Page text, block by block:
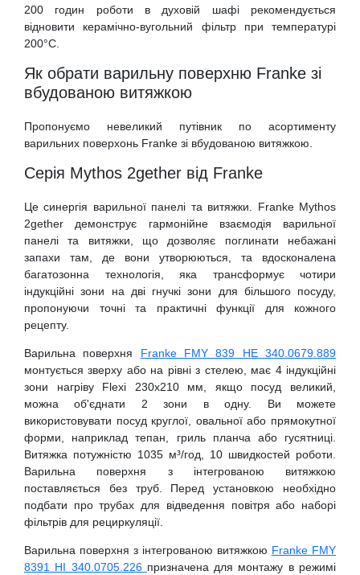
200 годин роботи в духовій шафі рекомендується
відновити керамічно-вугольний фільтр при температурі
200°C.
Як обрати варильну поверхню Franke зі
вбудованою витяжкою
Пропонуємо невеликий путівник по асортименту
варильних поверхонь Franke зі вбудованою витяжкою.
Серія Mythos 2gether від Franke
Це синергія варильної панелі та витяжки. Franke Mythos
2gether демонструє гармонійне взаємодія варильної
панелі та витяжки, що дозволяє поглинати небажані
запахи там, де вони утворюються, та вдосконалена
багатозонна технологія, яка трансформує чотири
індукційні зони на дві гнучкі зони для більшого посуду,
пропонуючи точні та практичні функції для кожного
рецепту.
Варильна поверхня Franke FMY 839 HE 340.0679.889
монтується зверху або на рівні з стелею, має 4 індукційні
зони нагріву Flexi 230х210 мм, якщо посуд великий,
можна об'єднати 2 зони в одну. Ви можете
використовувати посуд круглої, овальної або прямокутної
форми, наприклад тепан, гриль планча або гусятниці.
Витяжка потужністю 1035 м³/год, 10 швидкостей роботи.
Варильна поверхня з інтегрованою витяжкою
поставляється без труб. Перед установкою необхідно
подбати про трубах для відведення повітря або наборі
фільтрів для рециркуляції.
Варильна поверхня з інтегрованою витяжкою Franke FMY
8391 HI 340.0705.226 призначена для монтажу в режимі